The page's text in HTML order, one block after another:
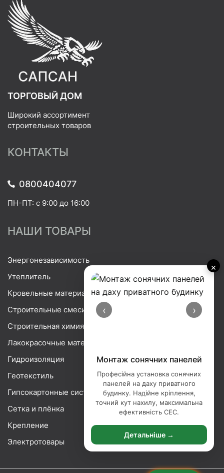
×
‹ ›
Монтаж сонячних панелей
Професійна установка сонячних
панелей на даху приватного
будинку. Надійне кріплення,
точний кут нахилу, максимальна
ефективність СЕС.
Детальніше →
ТОРГОВЫЙ ДОМ
Широкий ассортимент
строительных товаров
КОНТАКТЫ
0800404077
ПН-ПТ: с 9:00 до 16:00
НАШИ ТОВАРЫ
Энергонезависимость
Утеплитель
Кровельные материалы
Строительные смеси
Строительная химия
Лакокрасочные материалы
Гидроизоляция
Геотекстиль
Гипсокартонные системы
Сетка и плёнка
Крепление
Электротовары